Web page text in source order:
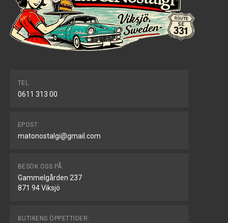
TEL.
0611 313 00
EPOST:
matonostalgi@gmail.com
BESÖK OSS PÅ:
Gammelgården 237
871 94 Viksjö
BUTIKENS ÖPPETTIDER: